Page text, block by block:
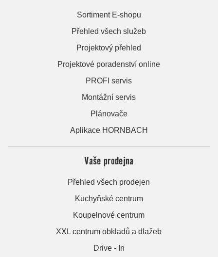
Sortiment E-shopu
Přehled všech služeb
Projektový přehled
Projektové poradenství online
PROFI servis
Montážní servis
Plánovače
Aplikace HORNBACH
Vaše prodejna
Přehled všech prodejen
Kuchyňské centrum
Koupelnové centrum
XXL centrum obkladů a dlažeb
Drive - In